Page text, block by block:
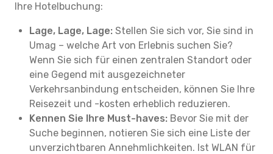
Ihre Hotelbuchung:
Lage, Lage, Lage: Stellen Sie sich vor, Sie sind in
Umag – welche Art von Erlebnis suchen Sie?
Wenn Sie sich für einen zentralen Standort oder
eine Gegend mit ausgezeichneter
Verkehrsanbindung entscheiden, können Sie Ihre
Reisezeit und -kosten erheblich reduzieren.
Kennen Sie Ihre Must-haves: Bevor Sie mit der
Suche beginnen, notieren Sie sich eine Liste der
unverzichtbaren Annehmlichkeiten. Ist WLAN für